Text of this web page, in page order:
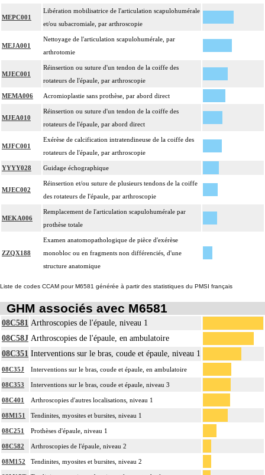
MEPC001
Libération mobilisatrice de l'articulation scapulohumérale
et/ou subacromiale, par arthroscopie
MEJA001
Nettoyage de l'articulation scapulohumérale, par
arthrotomie
MJEC001
Réinsertion ou suture d'un tendon de la coiffe des
rotateurs de l'épaule, par arthroscopie
MEMA006 Acromioplastie sans prothèse, par abord direct
MJEA010
Réinsertion ou suture d'un tendon de la coiffe des
rotateurs de l'épaule, par abord direct
MJFC001
Exérèse de calcification intratendineuse de la coiffe des
rotateurs de l'épaule, par arthroscopie
YYYY028 Guidage échographique
MJEC002
Réinsertion et/ou suture de plusieurs tendons de la coiffe
des rotateurs de l'épaule, par arthroscopie
MEKA006
Remplacement de l'articulation scapulohumérale par
prothèse totale
ZZQX188
Examen anatomopathologique de pièce d'exérèse
monobloc ou en fragments non différenciés, d'une
structure anatomique
Liste de codes CCAM pour M6581 générée à partir des statistiques du PMSI français
GHM associés avec M6581
08C581 Arthroscopies de l'épaule, niveau 1
08C58J Arthroscopies de l'épaule, en ambulatoire
08C351 Interventions sur le bras, coude et épaule, niveau 1
08C35J Interventions sur le bras, coude et épaule, en ambulatoire
08C353 Interventions sur le bras, coude et épaule, niveau 3
08C401 Arthroscopies d'autres localisations, niveau 1
08M151 Tendinites, myosites et bursites, niveau 1
08C251 Prothèses d'épaule, niveau 1
08C582 Arthroscopies de l'épaule, niveau 2
08M152 Tendinites, myosites et bursites, niveau 2